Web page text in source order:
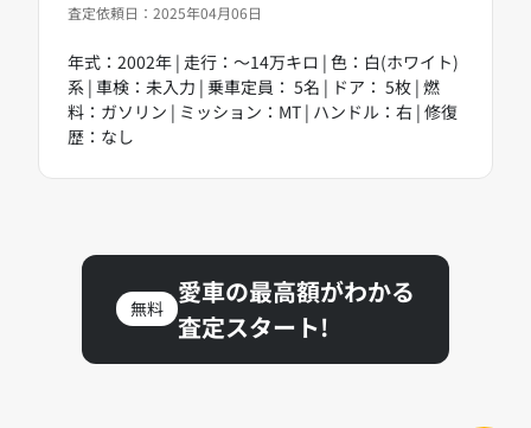
査定依頼日：2025年04月06日
年式：2002年 | 走行：～14万キロ | 色：白(ホワイト)
系 | 車検：未入力 | 乗車定員： 5名 | ドア： 5枚 | 燃
料：ガソリン | ミッション：MT | ハンドル：右 | 修復
歴：なし
無料
愛車の最高額がわかる
査定スタート!